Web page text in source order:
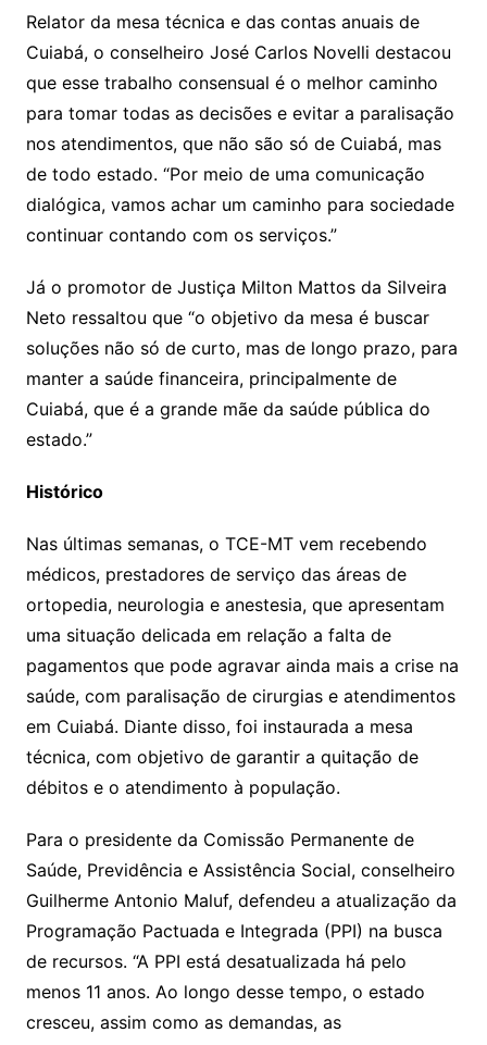
Relator da mesa técnica e das contas anuais de
Cuiabá, o conselheiro José Carlos Novelli destacou
que esse trabalho consensual é o melhor caminho
para tomar todas as decisões e evitar a paralisação
nos atendimentos, que não são só de Cuiabá, mas
de todo estado. “Por meio de uma comunicação
dialógica, vamos achar um caminho para sociedade
continuar contando com os serviços.”
Já o promotor de Justiça Milton Mattos da Silveira
Neto ressaltou que “o objetivo da mesa é buscar
soluções não só de curto, mas de longo prazo, para
manter a saúde financeira, principalmente de
Cuiabá, que é a grande mãe da saúde pública do
estado.”
Histórico
Nas últimas semanas, o TCE-MT vem recebendo
médicos, prestadores de serviço das áreas de
ortopedia, neurologia e anestesia, que apresentam
uma situação delicada em relação a falta de
pagamentos que pode agravar ainda mais a crise na
saúde, com paralisação de cirurgias e atendimentos
em Cuiabá. Diante disso, foi instaurada a mesa
técnica, com objetivo de garantir a quitação de
débitos e o atendimento à população.
Para o presidente da Comissão Permanente de
Saúde, Previdência e Assistência Social, conselheiro
Guilherme Antonio Maluf, defendeu a atualização da
Programação Pactuada e Integrada (PPI) na busca
de recursos. “A PPI está desatualizada há pelo
menos 11 anos. Ao longo desse tempo, o estado
cresceu, assim como as demandas, as